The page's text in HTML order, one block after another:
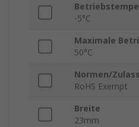
-5°C
Maximale
50°C
Normen/
RoHS Exempt
Breite
23mm